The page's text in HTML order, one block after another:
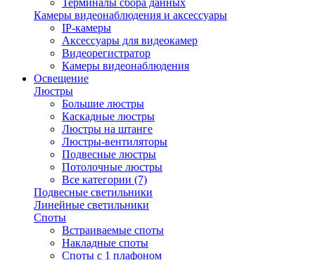
Терминалы сбора данных
Камеры видеонаблюдения и аксессуары
IP-камеры
Аксессуары для видеокамер
Видеорегистратор
Камеры видеонаблюдения
Освещение
Люстры
Большие люстры
Каскадные люстры
Люстры на штанге
Люстры-вентиляторы
Подвесные люстры
Потолочные люстры
Все категории (7)
Подвесные светильники
Линейные светильники
Споты
Встраиваемые споты
Накладные споты
Споты с 1 плафоном